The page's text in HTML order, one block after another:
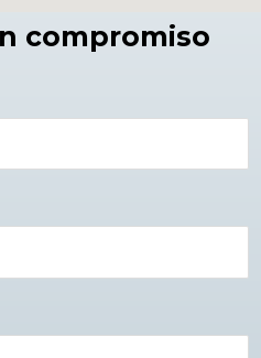
compromiso